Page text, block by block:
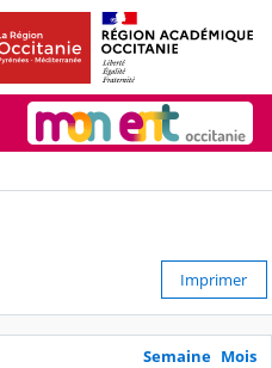
Imprimer
Semaine Mois